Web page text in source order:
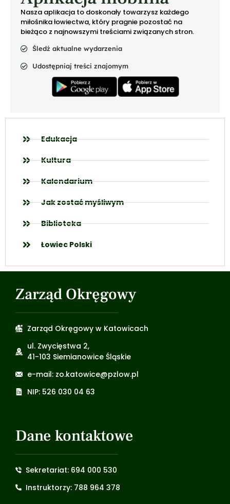
Nasza aplikacja to doskonały towarzysz każdego
miłośnika łowiectwa, który pragnie pozostać na
bieżąco z najnowszymi treściami związanych stron.
Śledź aktualne wydarzenia
Udostępniaj treści znajomym
Edukacja
Kultura
Kalendarium
Jak zostać myśliwym
Biblioteka
Łowiec Polski
Zarząd Okręgowy
Zarząd Okręgowy w Katowicach
ul. Zwycięstwa 2,
41-103 Siemianowice Śląskie
e-mail: zo.katowice@pzlow.pl
NIP: 526 030 04 63
Dane kontaktowe
Sekretariat: 694 000 530
Instruktorzy: 788 964 378